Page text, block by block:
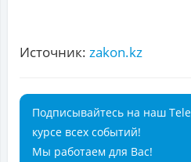
Источник: zakon.kz
Подписывайтесь на наш
курсе всех событий!
Мы работаем для Вас!